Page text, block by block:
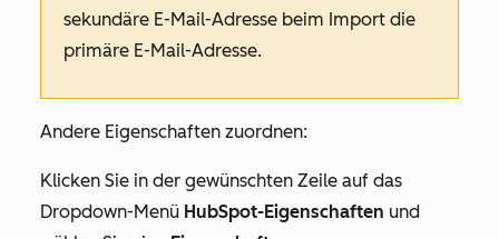
sekundäre E-Mail-Adresse beim Import die
primäre E-Mail-Adresse.
Andere Eigenschaften zuordnen:
Klicken Sie in der gewünschten Zeile auf das
Dropdown-Menü HubSpot-Eigenschaften und